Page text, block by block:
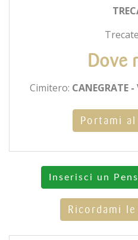
Dove
Cimitero: CANEGRATE
Portami
Inserisci un
Ricordami